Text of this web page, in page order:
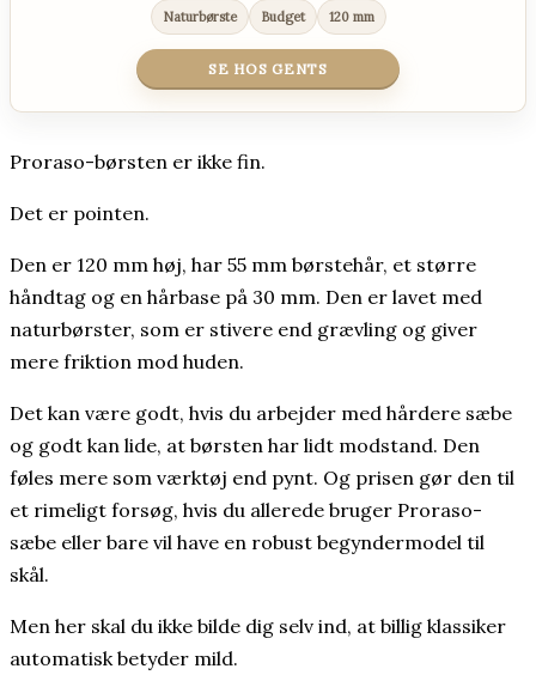
Naturbørste Budget 120 mm
SE HOS GENTS
Proraso-børsten er ikke fin.
Det er pointen.
Den er 120 mm høj, har 55 mm børstehår, et større
håndtag og en hårbase på 30 mm. Den er lavet med
naturbørster, som er stivere end grævling og giver
mere friktion mod huden.
Det kan være godt, hvis du arbejder med hårdere sæbe
og godt kan lide, at børsten har lidt modstand. Den
føles mere som værktøj end pynt. Og prisen gør den til
et rimeligt forsøg, hvis du allerede bruger Proraso-
sæbe eller bare vil have en robust begyndermodel til
skål.
Men her skal du ikke bilde dig selv ind, at billig klassiker
automatisk betyder mild.